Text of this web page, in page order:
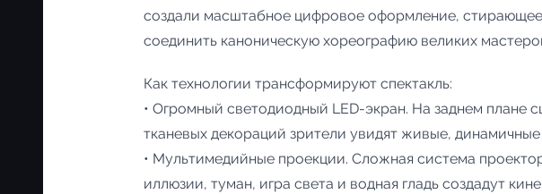
создали масштабное цифровое оформление,
соединить каноническую хореографию великих
Как технологии трансформируют спектакль:
• Огромный светодиодный LED-экран. На заднем плане
тканевых декораций зрители увидят живые,
• Мультимедийные проекции. Сложная система
иллюзии, туман, игра света и водная гладь создадут